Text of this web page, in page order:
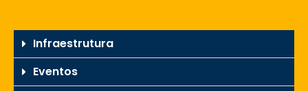
Infraestrutura
Eventos